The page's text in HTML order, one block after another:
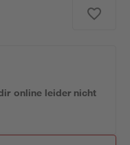
online leider nicht